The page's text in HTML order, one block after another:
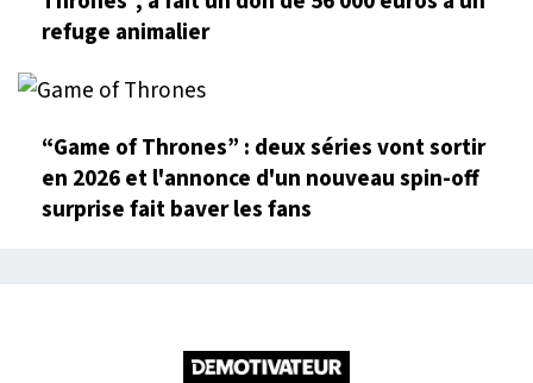
refuge animalier
“Game of Thrones” : deux séries vont sortir
en 2026 et l'annonce d'un nouveau spin-off
surprise fait baver les fans